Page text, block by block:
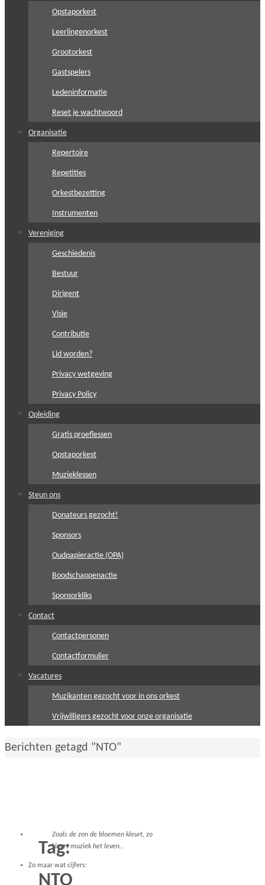
Opstaporkest
Leerlingenorkest
Grootorkest
Gastspelers
Ledeninformatie
Reset je wachtwoord
Organisatie
Repertoire
Repetities
Orkestbezetting
Instrumenten
Vereniging
Geschiedenis
Bestuur
Dirigent
Visie
Contributie
Lid worden?
Privacy wetgeving
Privacy Policy
Opleiding
Gratis proeflessen
Opstaporkest
Muzieklessen
Steun ons
Donateurs gezocht!
Sponsors
Oudpapieractie (OPA)
Boodschappenactie
Sponsorkliks
Contact
Contactpersonen
Contactformulier
Vacatures
Muzikanten gezocht voor in ons orkest
Vrijwilligers gezocht voor onze organisatie
Home
Berichten getagd "NTO"
Tag:
NTO
Zoals de zon de bloemen kleurt, zo
kleurt muziek het leven..
Zo maar wat cijfers: